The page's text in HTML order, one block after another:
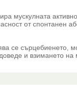
мускулната
от спонтанен
се сърцебиенето,
и взимането на